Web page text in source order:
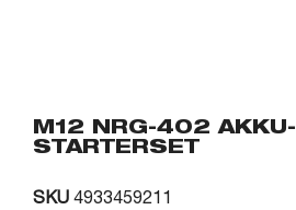
M12 NRG-402 AKKU-
STARTERSET
SKU 4933459211